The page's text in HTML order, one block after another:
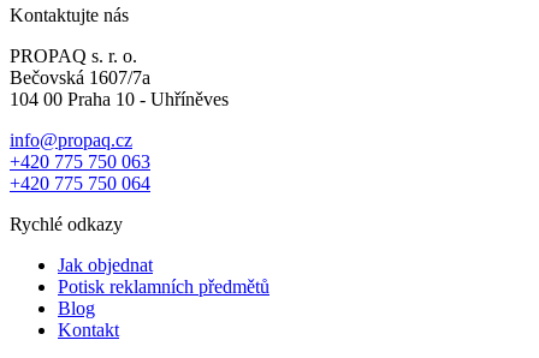
Kontaktujte nás
PROPAQ s. r. o.
Bečovská 1607/7a
104 00 Praha 10 - Uhříněves
info@propaq.cz
+420 775 750 063
+420 775 750 064
Rychlé odkazy
Jak objednat
Potisk reklamních předmětů
Blog
Kontakt